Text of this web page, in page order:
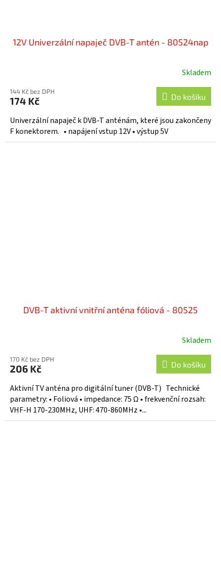
12V Univerzální napaječ DVB-T antén - 80524nap
Skladem
144 Kč bez DPH
174 Kč Do košíku
Univerzální napaječ k DVB-T anténám, které jsou zakončeny
F konektorem. • napájení vstup 12V • výstup 5V
DVB-T aktivní vnitřní anténa fóliová - 80525
Skladem
170 Kč bez DPH
206 Kč Do košíku
Aktivní TV anténa pro digitální tuner (DVB-T) Technické
parametry: • Foliová • impedance: 75 Ω • frekvenční rozsah:
VHF-H 170-230MHz, UHF: 470-860MHz •...